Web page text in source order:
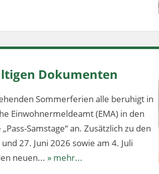
Dokumenten
Sommerferien alle beruhigt in
Einwohnermeldeamt (EMA) in den
Samstage“ an. Zusätzlich zu den
27. Juni 2026 sowie am 4. Juli
neuen... » mehr...